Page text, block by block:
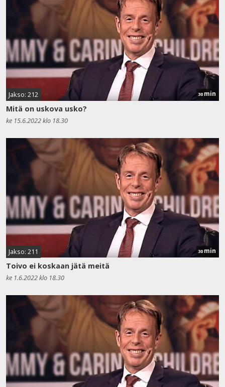
Jakso: 212 30min
Mitä on uskova usko?
ke 15.6.2022 klo 18.30
Jakso: 211 30min
Toivo ei koskaan jätä meitä
ke 1.6.2022 klo 18.30